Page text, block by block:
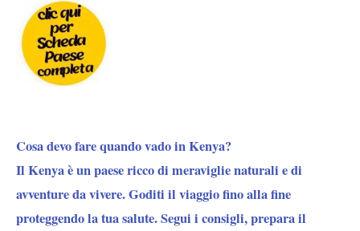
Cosa devo fare quando vado in Kenya?
Il Kenya è un paese ricco di meraviglie naturali e di
avventure da vivere. Goditi il viaggio fino alla fine
proteggendo la tua salute. Segui i consigli, prepara il